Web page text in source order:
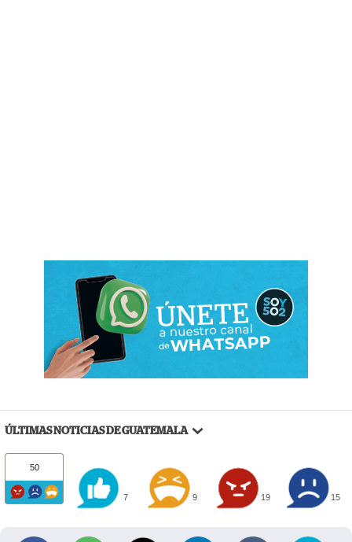
ÚLTIMAS NOTICIAS DE GUATEMALA
50
7 9 19 15